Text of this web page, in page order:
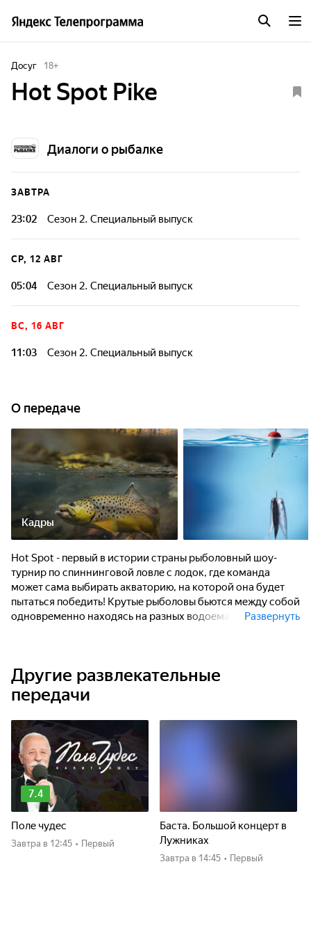
Досуг 18+
Hot Spot Pike
Диалоги о рыбалке
ЗАВТРА
23:02 Сезон 2. Специальный выпуск
Hot Spot Pike - первый рыболовный турнир в России, где
другом в одно время, но на разных водоёмах. Участники,
секретами ловли.
СР, 12 АВГ
05:04 Сезон 2. Специальный выпуск
Hot Spot Pike - первый рыболовный турнир в России, где
другом в одно время, но на разных водоёмах. Участники,
секретами ловли.
ВС, 16 АВГ
11:03 Сезон 2. Специальный выпуск
сильнейшие рыболовы страны, поделятся тактикой и
О передаче
Кадры
Hot Spot - первый в истории страны рыболовный шоу-
турнир по спиннинговой ловле с лодок, где команда
может сама выбирать акваторию, на которой она будет
пытаться победить! Крутые рыболовы бьются между собой
одновременно находясь на разных водоемах Участники,
накануне выхода последнего эпизода! Вас ждут
невероятный драйв, куча полезной рыболовной
информации, подводные съемки и драматичные события!
Развернуть
Другие развлекательные
передачи
7.4
Поле чудес
Завтра в 12:45 • Первый
Баста. Большой концерт в
Лужниках
Завтра в 14:45 • Первый